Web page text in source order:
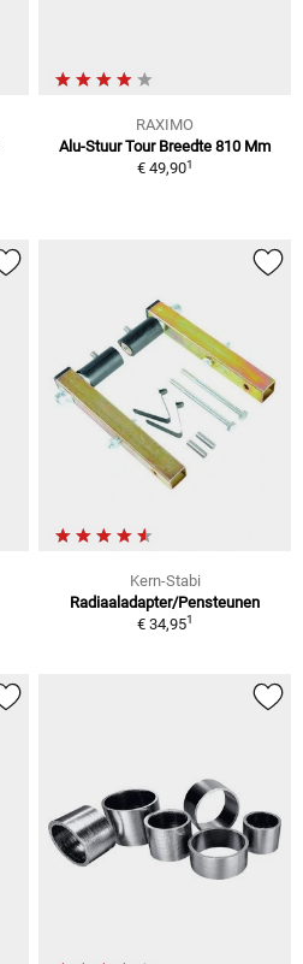
RAXIMO
Alu-Stuur Tour Breedte 810 Mm
€ 49,901
Kern-Stabi
Radiaaladapter/Pensteunen
€ 34,951